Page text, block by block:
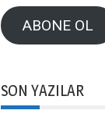
AdresiABONE OL
SON YAZILAR